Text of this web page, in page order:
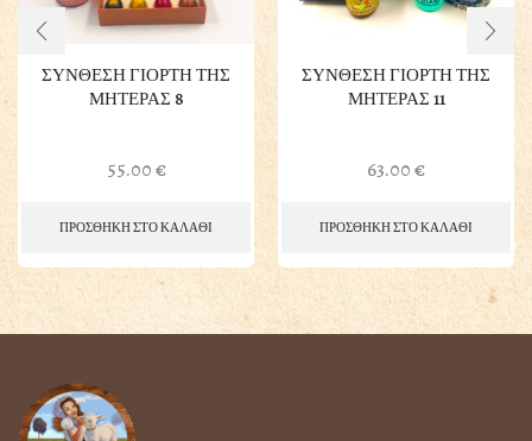
ΣΥΝΘΕΣΗ ΓΙΟΡΤΗ ΤΗΣ
ΜΗΤΕΡΑΣ 8
55.00€
ΠΡΟΣΘΗΚΗ ΣΤΟ ΚΑΛΑΘΙ
ΣΥΝΘΕΣΗ ΓΙΟΡΤΗ ΤΗΣ
ΜΗΤΕΡΑΣ 11
63.00€
ΠΡΟΣΘΗΚΗ ΣΤΟ ΚΑΛΑΘΙ